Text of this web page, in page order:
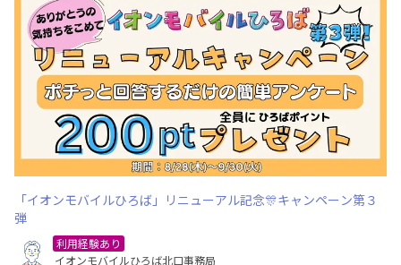
「イオンモバイルひろば」リニューアル記念🎊キャンペーン第３
弾
利用経験あり
イオンモバイルひろば北口事務局